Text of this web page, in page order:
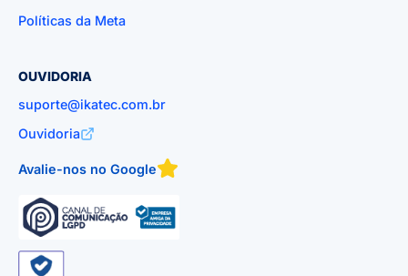
Políticas da Meta
OUVIDORIA
suporte@ikatec.com.br
Ouvidoria
Avalie-nos no Google